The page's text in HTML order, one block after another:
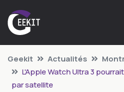
Geekit Actualités
L'Apple Watch Ultra 3
par satellite